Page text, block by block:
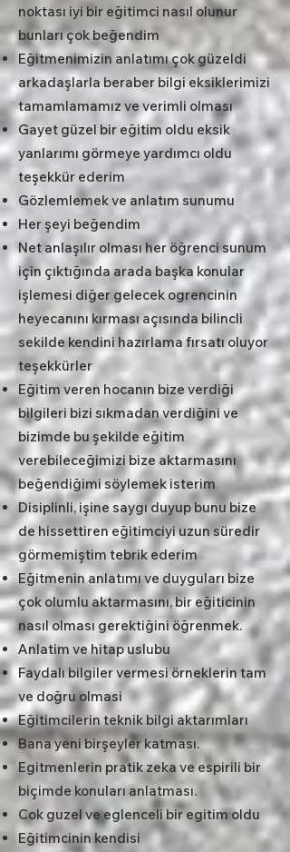
noktası iyi bir eğitimci nasıl olunur
bunları çok beğendim
Eğitmenimizin anlatımı çok güzeldi
arkadaşlarla beraber bilgi eksiklerimizi
tamamlamamız ve verimli olması
Gayet güzel bir eğitim oldu eksik
yanlarımı görmeye yardımcı oldu
teşekkür ederim
Gözlemlemek ve anlatım sunumu
Her şeyi beğendim
Net anlaşılır olması her öğrenci sunum
için çıktığında arada başka konular
işlemesi diğer gelecek ogrencinin
heyecanını kırması açısında bilincli
sekilde kendini hazırlama fırsatı oluyor
teşekkürler
Eğitim veren hocanın bize verdiği
bilgileri bizi sıkmadan verdiğini ve
bizimde bu şekilde eğitim
verebileceğimizi bize aktarmasını
beğendiğimi söylemek isterim
Disiplinli, işine saygı duyup bunu bize
de hissettiren eğitimciyi uzun süredir
görmemiştim tebrik ederim
Eğitmenin anlatımı ve duyguları bize
çok olumlu aktarmasını, bir eğiticinin
nasıl olması gerektiğini öğrenmek.
Anlatim ve hitap uslubu
Faydalı bilgiler vermesi örneklerin tam
ve doğru olmasi
Eğitimcilerin teknik bilgi aktarımları
Bana yeni birşeyler katması.
Egitmenlerin pratik zeka ve espirili bir
biçimde konuları anlatması.
Cok guzel ve eglenceli bir egitim oldu
Eğitimcinin kendisi